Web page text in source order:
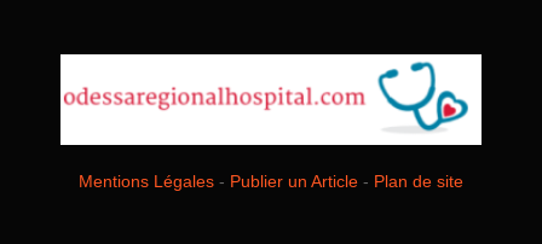
Mentions Légales - Publier un Article - Plan de site